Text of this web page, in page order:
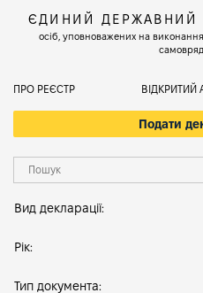
ЄДИНИЙ ДЕРЖАВНИЙ
осіб, уповноважених на
ПРО РЕЄСТР ВІДКРИТИЙ
Подати
Вид декларації:
Рік:
Тип документа: